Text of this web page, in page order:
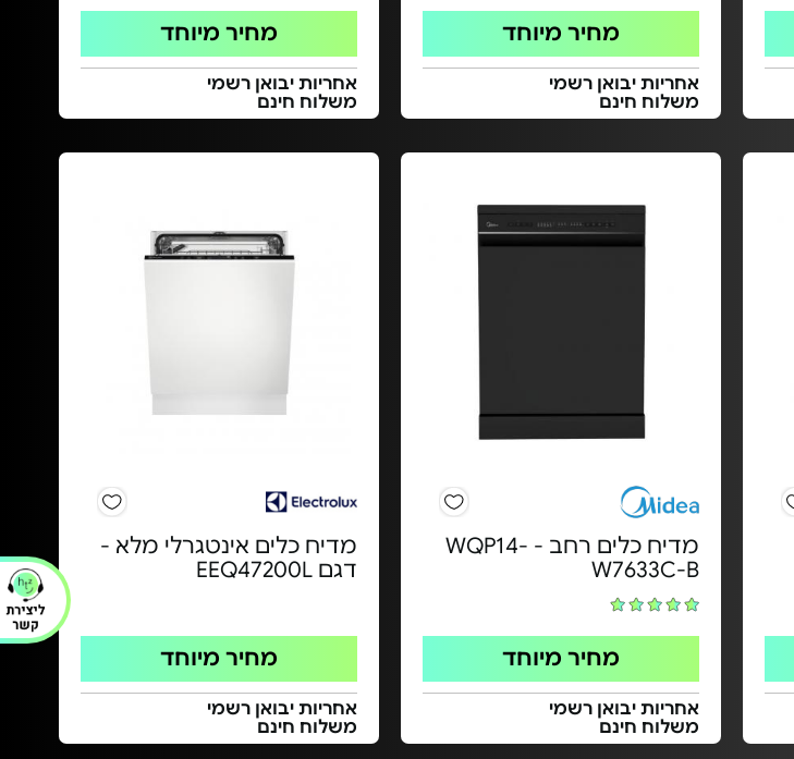
מחיר מיוחד
אחריות יבואן רשמי
משלוח חינם
מחיר מיוחד
אחריות יבואן רשמי
משלוח חינם
מדיח כלים רחב - WQP14-
W7633C-B
מחיר מיוחד
אחריות יבואן רשמי
משלוח חינם
מדיח כלים אינטגרלי מלא -
דגם EEQ47200L
מחיר מיוחד
אחריות יבואן רשמי
משלוח חינם